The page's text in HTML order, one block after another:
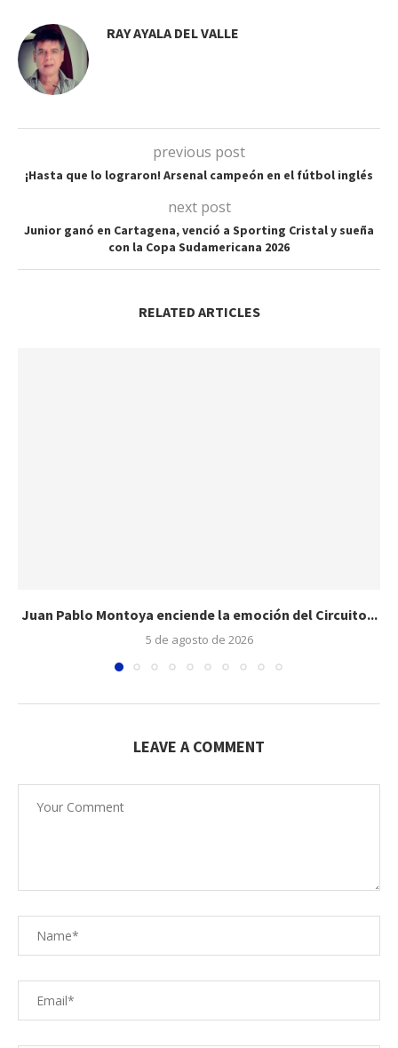
RAY AYALA DEL VALLE
previous post
¡Hasta que lo lograron! Arsenal campeón en el fútbol inglés
next post
Junior ganó en Cartagena, venció a Sporting Cristal y sueña
con la Copa Sudamericana 2026
RELATED ARTICLES
Juan Pablo Montoya enciende la emoción del Circuito...
5 de agosto de 2026
LEAVE A COMMENT